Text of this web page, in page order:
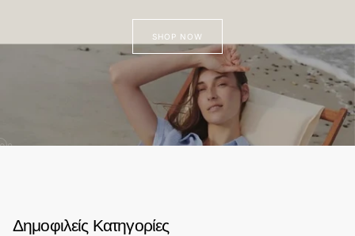
SHOP NOW
02
Δημοφιλείς Κατηγορίες